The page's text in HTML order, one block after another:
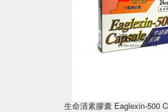
生命清素膠囊 Eaglexin-500